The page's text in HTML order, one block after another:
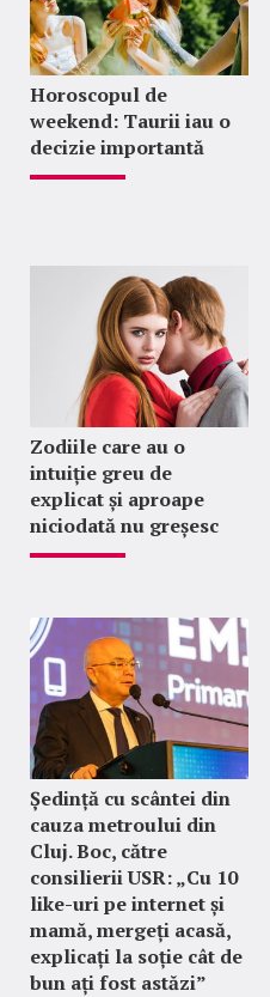
Horoscopul de
weekend: Taurii iau o
decizie importantă
Zodiile care au o
intuiție greu de
explicat și aproape
niciodată nu greșesc
Ședință cu scântei din
cauza metroului din
Cluj. Boc, către
consilierii USR: „Cu 10
like-uri pe internet și
mamă, mergeți acasă,
explicați la soție cât de
bun ați fost astăzi”